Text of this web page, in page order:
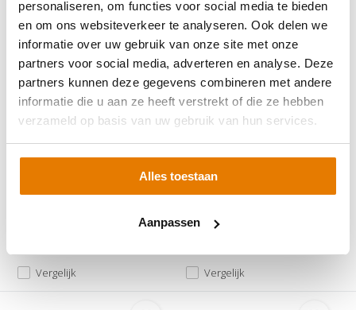
personaliseren, om functies voor social media te bieden
en om ons websiteverkeer te analyseren. Ook delen we
informatie over uw gebruik van onze site met onze
partners voor social media, adverteren en analyse. Deze
partners kunnen deze gegevens combineren met andere
informatie die u aan ze heeft verstrekt of die ze hebben
verzameld op basis van uw gebruik van hun services.
Alles toestaan
Aanpassen
Enphase Q-Cable Einddop
3-fase
einddop maak je het uit...
Vergelijk
Enphase Q-Cable 3-fase
Portrait
de aansluitkabel ...
Vergelijk
Op voorraad